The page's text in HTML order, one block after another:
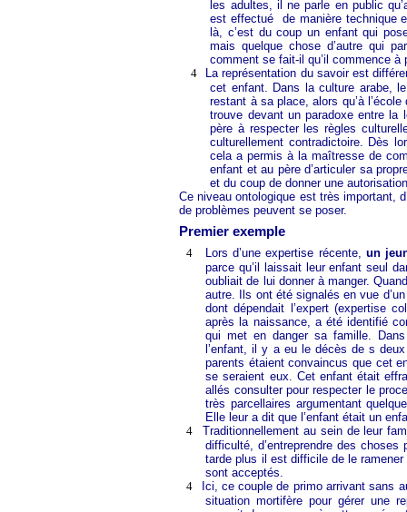
les adultes, il ne parle en public
est effectué
de manière technique
là, c’est du coup un enfant qui
mais quelque chose d’autre qui
comment se fait-il qu’il commence
4
La représentation du savoir est
cet enfant. Dans la culture arabe,
restant à sa place, alors qu’à
trouve devant un paradoxe entre la
père à respecter les règles
culturellement contradictoire. Dès
cela a permis à la maîtresse de
enfant et au père d’articuler sa
et du coup de donner une
Ce niveau ontologique est très important,
de problèmes peuvent se poser.
Premier exemple
4 Lors d’une expertise récente, un
parce qu’il laissait leur enfant seul
oubliait de lui donner à manger.
autre. Ils ont été signalés en vue
dont dépendait l’expert (expertise
après la naissance, a été identifié
qui met en danger sa famille.
l’enfant, il y a eu le décès de s
parents étaient convaincus que cet
se seraient eux. Cet enfant était
allés consulter pour respecter le
très parcellaires argumentant
Elle leur a dit que l’enfant était un
4
Traditionnellement au sein de leur
difficulté, d’entreprendre des
tarde plus il est difficile de le
sont acceptés.
4
Ici, ce couple de primo arrivant sans
situation mortifère pour gérer une